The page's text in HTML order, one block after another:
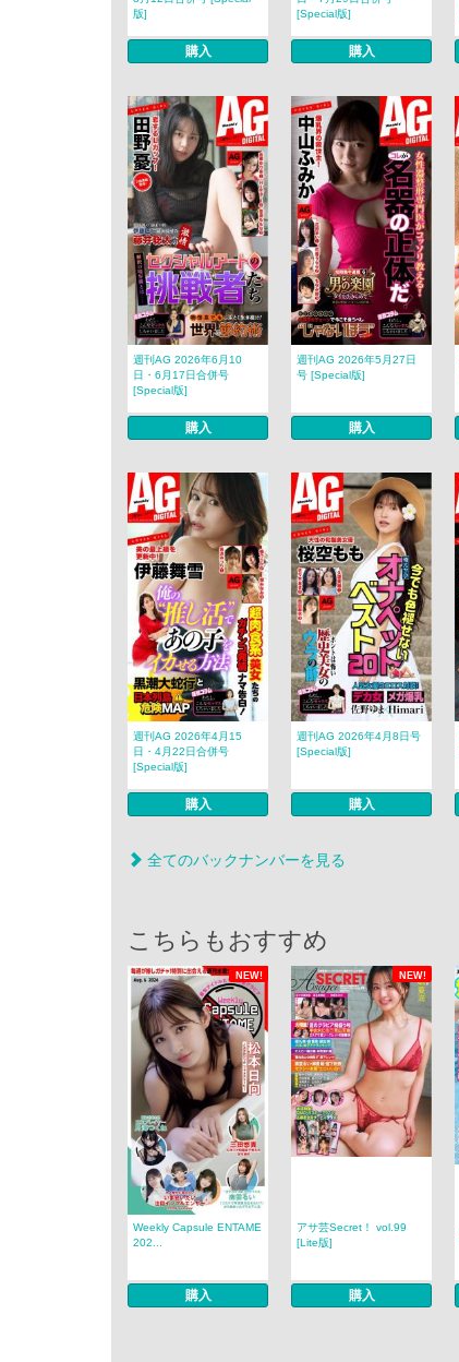
版]
購入
[Special版]
購入
週刊AG 2026年6月10
日・6月17日合併号
[Special版]
購入
週刊AG 2026年5月27日
号 [Special版]
購入
週刊AG 2026年4月15
日・4月22日合併号
[Special版]
購入
週刊AG 2026年4月8日号
[Special版]
購入
全てのバックナンバーを見る
こちらもおすすめ
NEW! NEW!
Weekly Capsule ENTAME
202...
購入
アサ芸Secret！ vol.99
[Lite版]
購入